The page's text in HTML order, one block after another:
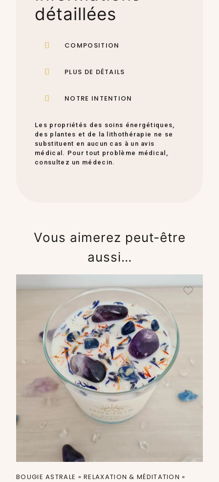
détaillées
COMPOSITION
PLUS DE DÉTAILS
NOTRE INTENTION
Les propriétés des soins énergétiques,
des plantes et de la lithothérapie ne se
substituent en aucun cas à un avis
médical. Pour tout problème médical,
consultez un médecin.
Vous aimerez peut-être
aussi…
BOUGIE ASTRALE « RELAXATION & MÉDITATION »